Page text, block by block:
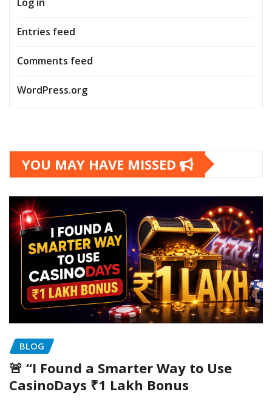
Entries feed
Comments feed
WordPress.org
YOU MAY HAVE MISSED
BLOG
🚨 “I Found a Smarter Way to Use
CasinoDays ₹1 Lakh Bonus